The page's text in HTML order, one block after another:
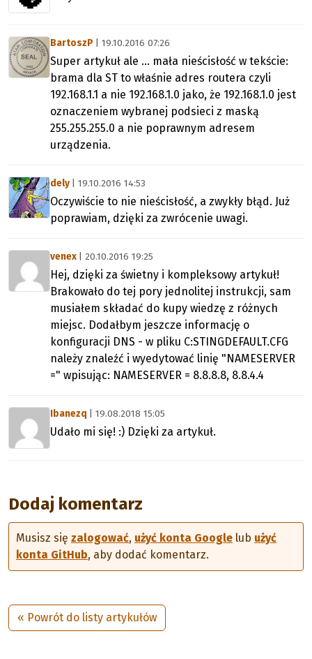
BartoszP | 19.10.2016 07:26
Super artykuł ale ... mała nieścisłość w tekście:
brama dla ST to właśnie adres routera czyli
192.168.1.1 a nie 192.168.1.0 jako, że 192.168.1.0 jest
oznaczeniem wybranej podsieci z maską
255.255.255.0 a nie poprawnym adresem
urządzenia.
dely | 19.10.2016 14:53
Oczywiście to nie nieścisłość, a zwykły błąd. Już
poprawiam, dzięki za zwrócenie uwagi.
venex | 20.10.2016 19:25
Hej, dzięki za świetny i kompleksowy artykuł!
Brakowało do tej pory jednolitej instrukcji, sam
musiałem składać do kupy wiedzę z różnych
miejsc. Dodałbym jeszcze informację o
konfiguracji DNS - w pliku C:STINGDEFAULT.CFG
należy znaleźć i wyedytować linię "NAMESERVER
=" wpisując: NAMESERVER = 8.8.8.8, 8.8.4.4
Ibanezq | 19.08.2018 15:05
Udało mi się! :) Dzięki za artykuł.
Dodaj komentarz
Musisz się zalogować, użyć konta Google lub użyć
konta GitHub, aby dodać komentarz.
« Powrót do listy artykułów